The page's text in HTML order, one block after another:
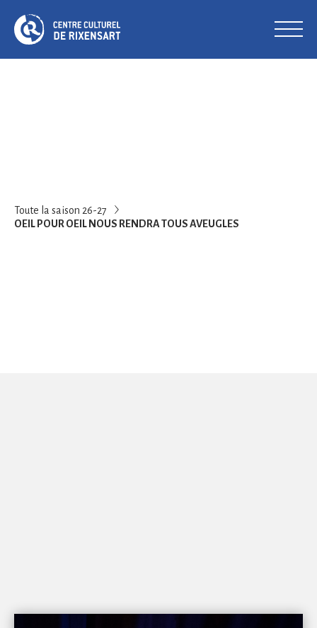
Toute la saison 26-27
OEIL POUR OEIL NOUS RENDRA TOUS AVEUGLES